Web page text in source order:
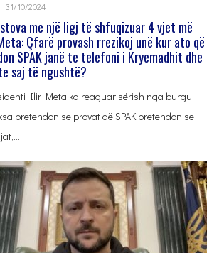
31/10/2024
me një ligj të shfuqizuar 4 vjet më
Çfarë provash rrezikoj unë kur ato që
SPAK janë te telefoni i Kryemadhit dhe
saj të ngushtë?
Ilir Meta ka reaguar sërish nga burgu
pretendon se provat që SPAK pretendon se